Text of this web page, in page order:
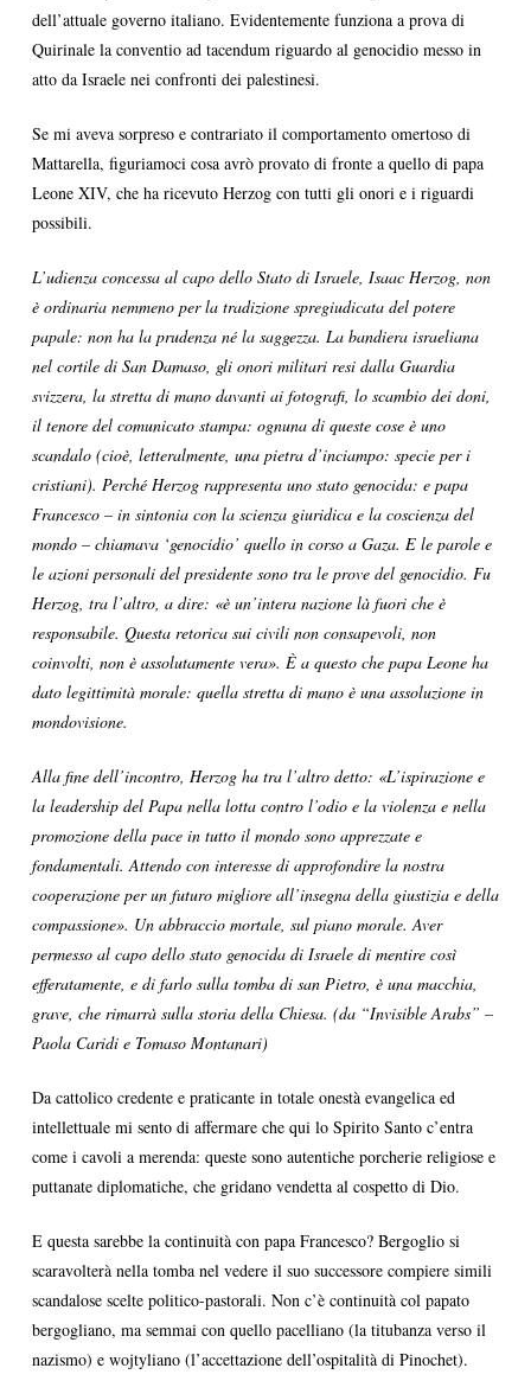
dell’attuale governo italiano. Evidentemente funziona a prova di
Quirinale la conventio ad tacendum riguardo al genocidio messo in
atto da Israele nei confronti dei palestinesi.
Se mi aveva sorpreso e contrariato il comportamento omertoso di
Mattarella, figuriamoci cosa avrò provato di fronte a quello di papa
Leone XIV, che ha ricevuto Herzog con tutti gli onori e i riguardi
possibili.
L’udienza concessa al capo dello Stato di Israele, Isaac Herzog, non
è ordinaria nemmeno per la tradizione spregiudicata del potere
papale: non ha la prudenza né la saggezza. La bandiera israeliana
nel cortile di San Damaso, gli onori militari resi dalla Guardia
svizzera, la stretta di mano davanti ai fotografi, lo scambio dei doni,
il tenore del comunicato stampa: ognuna di queste cose è uno
scandalo (cioè, letteralmente, una pietra d’inciampo: specie per i
cristiani). Perché Herzog rappresenta uno stato genocida: e papa
Francesco – in sintonia con la scienza giuridica e la coscienza del
mondo – chiamava ‘genocidio’ quello in corso a Gaza. E le parole e
le azioni personali del presidente sono tra le prove del genocidio. Fu
Herzog, tra l’altro, a dire: «è un’intera nazione là fuori che è
responsabile. Questa retorica sui civili non consapevoli, non
coinvolti, non è assolutamente vera». È a questo che papa Leone ha
dato legittimità morale: quella stretta di mano è una assoluzione in
mondovisione.
Alla fine dell’incontro, Herzog ha tra l’altro detto: «L’ispirazione e
la leadership del Papa nella lotta contro l’odio e la violenza e nella
promozione della pace in tutto il mondo sono apprezzate e
fondamentali. Attendo con interesse di approfondire la nostra
cooperazione per un futuro migliore all’insegna della giustizia e della
compassione». Un abbraccio mortale, sul piano morale. Aver
permesso al capo dello stato genocida di Israele di mentire così
efferatamente, e di farlo sulla tomba di san Pietro, è una macchia,
grave, che rimarrà sulla storia della Chiesa. (da “Invisible Arabs” –
Paola Caridi e Tomaso Montanari)
Da cattolico credente e praticante in totale onestà evangelica ed
intellettuale mi sento di affermare che qui lo Spirito Santo c’entra
come i cavoli a merenda: queste sono autentiche porcherie religiose e
puttanate diplomatiche, che gridano vendetta al cospetto di Dio.
E questa sarebbe la continuità con papa Francesco? Bergoglio si
scaravolterà nella tomba nel vedere il suo successore compiere simili
scandalose scelte politico-pastorali. Non c’è continuità col papato
bergogliano, ma semmai con quello pacelliano (la titubanza verso il
nazismo) e wojtyliano (l’accettazione dell’ospitalità di Pinochet).